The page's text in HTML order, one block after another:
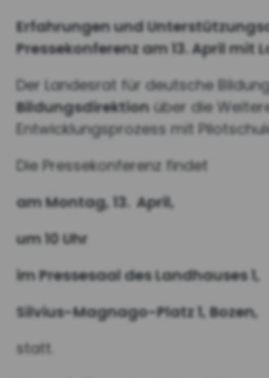
Erfahrungen und
Pressekonferenz am 13. April mit
Der Landesrat für deutsche
Bildungsdirektion über die
Entwicklungsprozess mit
Die Pressekonferenz findet
am Montag, 13. April,
um 10 Uhr
im Pressesaal des Landhauses 1,
Silvius-Magnago-Platz 1, Bozen,
statt.